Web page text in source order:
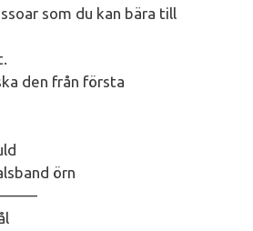
som du kan bära till
den från första
örn